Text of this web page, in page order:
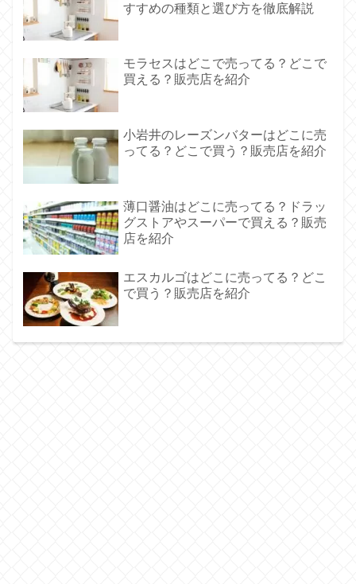
すすめの種類と選び方を徹底解説
モラセスはどこで売ってる？どこで
買える？販売店を紹介
小岩井のレーズンバターはどこに売
ってる？どこで買う？販売店を紹介
薄口醤油はどこに売ってる？ドラッ
グストアやスーパーで買える？販売
店を紹介
エスカルゴはどこに売ってる？どこ
で買う？販売店を紹介